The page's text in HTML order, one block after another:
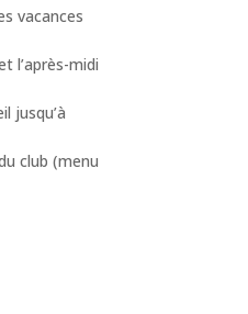
vacances
l’après-midi
jusqu’à
club (menu